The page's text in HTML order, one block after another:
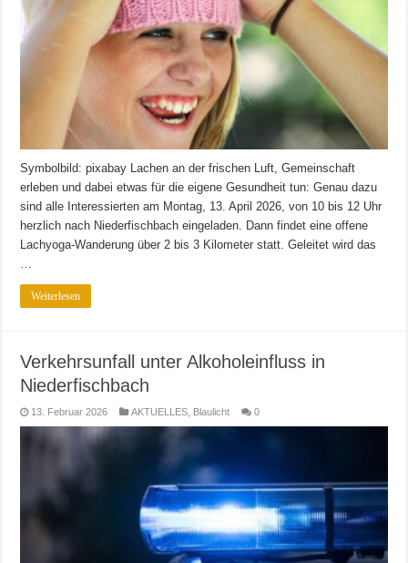
Symbolbild: pixabay Lachen an der frischen Luft, Gemeinschaft
erleben und dabei etwas für die eigene Gesundheit tun: Genau dazu
sind alle Interessierten am Montag, 13. April 2026, von 10 bis 12 Uhr
herzlich nach Niederfischbach eingeladen. Dann findet eine offene
Lachyoga-Wanderung über 2 bis 3 Kilometer statt. Geleitet wird das
…
Weiterlesen
Verkehrsunfall unter Alkoholeinfluss in
Niederfischbach
13. Februar 2026 AKTUELLES Blaulicht 0